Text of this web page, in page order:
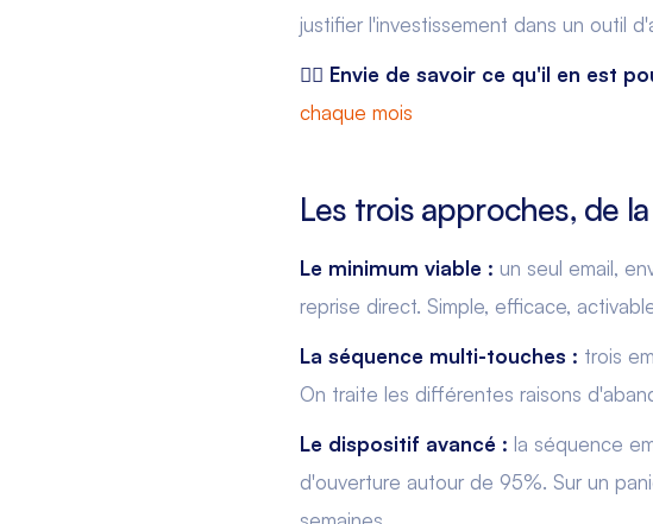
justifier l'investissement dans un outil
👉🏻 Envie de savoir ce qu'il en est
chaque mois
Les trois approches, de
Le minimum viable : un seul email,
reprise direct. Simple, efficace,
La séquence multi-touches : trois
On traite les différentes raisons
Le dispositif avancé : la séquence
d'ouverture autour de 95%. Sur un